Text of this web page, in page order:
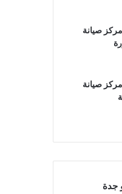
صيانة
صيانة
جدة